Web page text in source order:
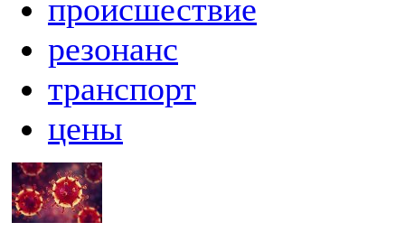
происшествие
резонанс
транспорт
цены